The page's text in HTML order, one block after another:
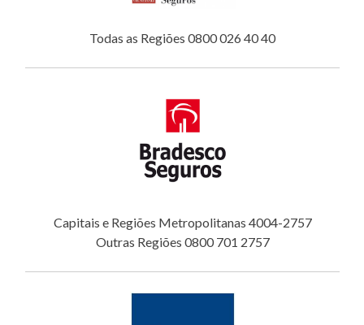
Todas as Regiões 0800 026 40 40
Capitais e Regiões Metropolitanas 4004-2757
Outras Regiões 0800 701 2757